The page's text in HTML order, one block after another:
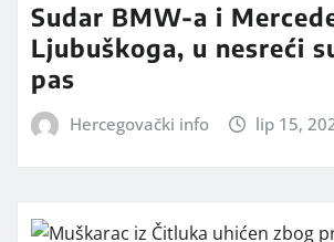
Sudar BMW-a i
Ljubuškoga, u nesreći
pas
Hercegovački info lip 15,